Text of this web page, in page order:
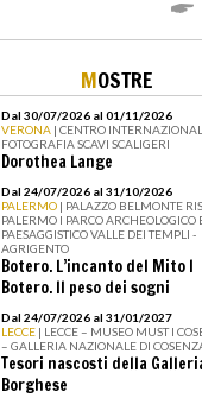
MOSTRE
Dal 30/07/2026 al 01/11/2026
VERONA | CENTRO
FOTOGRAFIA SCAVI SCALIGERI
Dorothea Lange
Dal 24/07/2026 al 31/10/2026
PALERMO | PALAZZO BELMONTE
PALERMO I PARCO ARCHEOLOGICO
PAESAGGISTICO VALLE DEI TEMPLI -
AGRIGENTO
Botero. L’incanto del Mito I
Botero. Il peso dei sogni
Dal 24/07/2026 al 31/01/2027
LECCE | LECCE – MUSEO MUST I
– GALLERIA NAZIONALE DI
Tesori nascosti della
Borghese